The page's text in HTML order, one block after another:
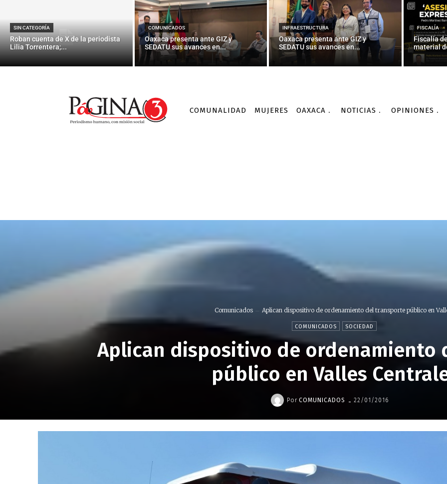
SIN CATEGORÍA
Roban cuenta de X de la periodista
Lilia Torrentera;...
COMUNICADOS
Oaxaca presenta ante GIZ y
SEDATU sus avances en...
INFRAESTRUCTURA
Oaxaca presenta ante GIZ y
SEDATU sus avances en...
FISCALÍA
Fiscalía
material
COMUNALIDAD MUJERES OAXACA NOTICIAS OPINIONES
Comunicados Aplican dispositivo de ordenamiento del transporte público en
COMUNICADOS SOCIEDAD
Aplican dispositivo de ordenamiento
público en Valles
Por COMUNICADOS - 22/01/2016